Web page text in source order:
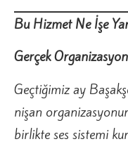
Bu Hizmet Ne İşe
Gerçek
Geçtiğimiz ay
nişan
birlikte ses sistemi